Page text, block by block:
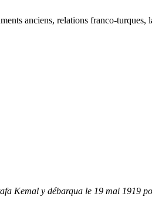
anciens, relations franco-turques,
Kemal y débarqua le 19 mai 1919